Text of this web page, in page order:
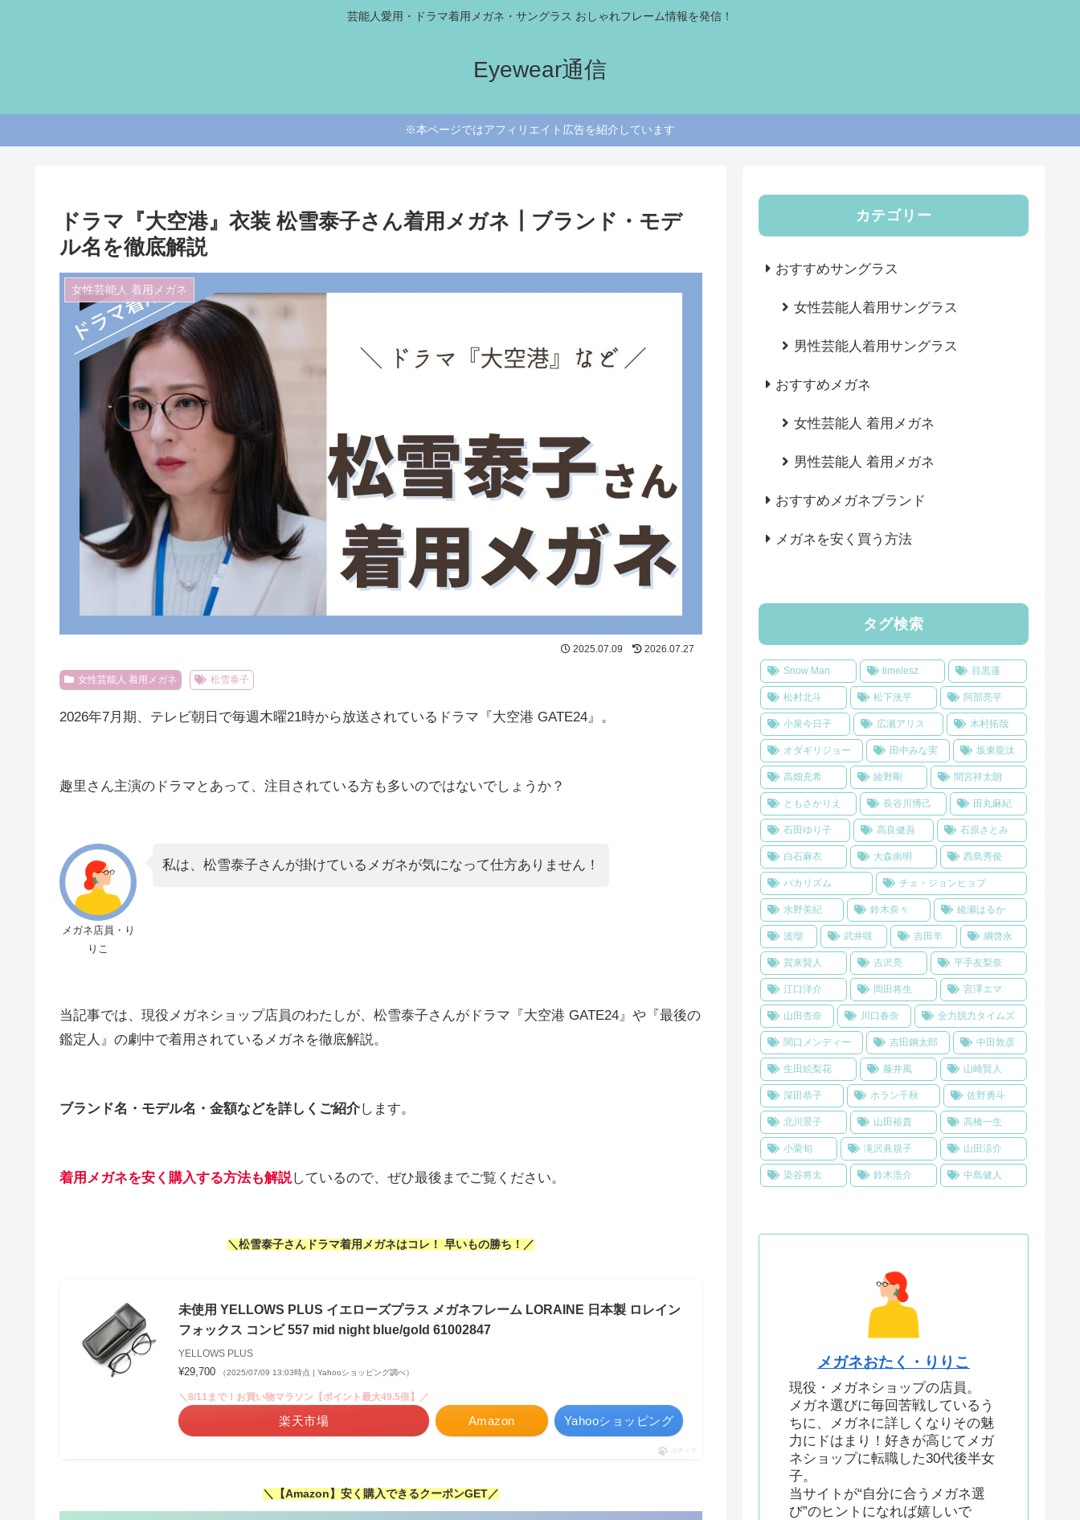
芸能人愛用・ドラマ着用メガネ・サングラス おしゃれフレーム情報を発信！
Eyewear通信
※本ページではアフィリエイト広告を紹介しています
ドラマ『大空港』衣装 松雪泰子さん着用メガネ┃ブランド・モデ
ル名を徹底解説
女性芸能人 着用メガネ
2025.07.09 2026.07.27
女性芸能人 着用メガネ 松雪泰子
2026年7月期、テレビ朝日で毎週木曜21時から放送されているドラマ『大空港 GATE24』。
趣里さん主演のドラマとあって、注目されている方も多いのではないでしょうか？
メガネ店員・り
りこ
私は、松雪泰子さんが掛けているメガネが気になって仕方ありません！
当記事では、現役メガネショップ店員のわたしが、松雪泰子さんがドラマ『大空港 GATE24』や『最後の
鑑定人』の劇中で着用されているメガネを徹底解説。
ブランド名・モデル名・金額などを詳しくご紹介します。
着用メガネを安く購入する方法も解説しているので、ぜひ最後までご覧ください。
＼松雪泰子さんドラマ着用メガネはコレ！ 早いもの勝ち！／
未使用 YELLOWS PLUS イエローズプラス メガネフレーム LORAINE 日本製 ロレイン
フォックス コンビ 557 mid night blue/gold 61002847
YELLOWS PLUS
¥29,700 （2025/07/09 13:03時点 | Yahooショッピング調べ）
Amazon
＼8/11まで！お買い物マラソン【ポイント最大49.5倍】／
楽天市場 Yahooショッピング
ポチップ
＼【Amazon】安く購入できるクーポンGET／
カテゴリー
おすすめサングラス
女性芸能人着用サングラス
男性芸能人着用サングラス
おすすめメガネ
女性芸能人 着用メガネ
男性芸能人 着用メガネ
おすすめメガネブランド
メガネを安く買う方法
タグ検索
Snow Man timelesz 目黒蓮
松村北斗 松下洸平 阿部亮平
小泉今日子 広瀬アリス 木村拓哉
オダギリジョー 田中みな実 坂東龍汰
高畑充希 綾野剛 間宮祥太朗
ともさかりえ 長谷川博己 田丸麻紀
石田ゆり子 高良健吾 石原さとみ
白石麻衣 大森南明 西島秀俊
バカリズム チェ・ジョンヒョプ
水野美紀 鈴木奈々 綾瀬はるか
波瑠 武井咲 吉田羊 綱啓永
賀来賢人 吉沢亮 平手友梨奈
江口洋介 岡田将生 宮澤エマ
山田杏奈 川口春奈 全力脱力タイムズ
関口メンディー 吉田鋼太郎 中田敦彦
生田絵梨花 藤井風 山崎賢人
深田恭子 ホラン千秋 佐野勇斗
北川景子 山田裕貴 高橋一生
小栗旬 滝沢眞規子 山田涼介
染谷将太 鈴木浩介 中島健人
メガネおたく・りりこ
現役・メガネショップの店員。
メガネ選びに毎回苦戦しているう
ちに、メガネに詳しくなりその魅
力にドはまり！好きが高じてメガ
ネショップに転職した30代後半女
子。
当サイトが“自分に合うメガネ選
び”のヒントになれば嬉しいで